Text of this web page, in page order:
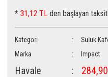
* 31,12 TL den başlayan
Kategori
Suluk
Marka
Impact
Havale